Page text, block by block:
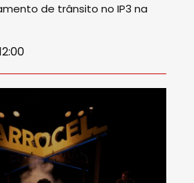
de trânsito no IP3 na